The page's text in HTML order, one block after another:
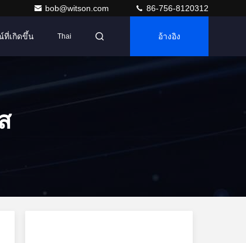
bob@witson.com 86-756-8120312
ที่เกิดขึ้น Thai อ้างอิง